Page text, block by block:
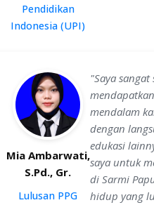
Pendidikan
Indonesia (UPI)
Mia Ambarwati,
S.Pd., Gr.
Lulusan PPG
"Saya
mendalam
dengan
edukasi
saya untuk
di Sarmi
hidup yang